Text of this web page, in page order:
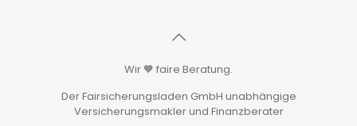
Wir 🧡 faire Beratung.
Der Fairsicherungsladen GmbH unabhängige
Versicherungsmakler und Finanzberater